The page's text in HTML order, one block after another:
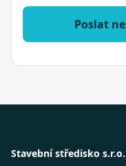
Poslat
Stavební středisko s.r.o.